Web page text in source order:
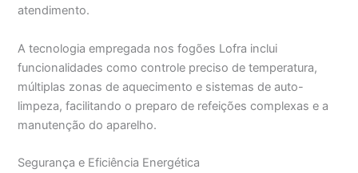
atendimento.
A tecnologia empregada nos fogões Lofra inclui
funcionalidades como controle preciso de temperatura,
múltiplas zonas de aquecimento e sistemas de auto-
limpeza, facilitando o preparo de refeições complexas e a
manutenção do aparelho.
Segurança e Eficiência Energética